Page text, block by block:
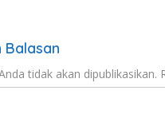
Balasan
tidak akan dipublikasikan.